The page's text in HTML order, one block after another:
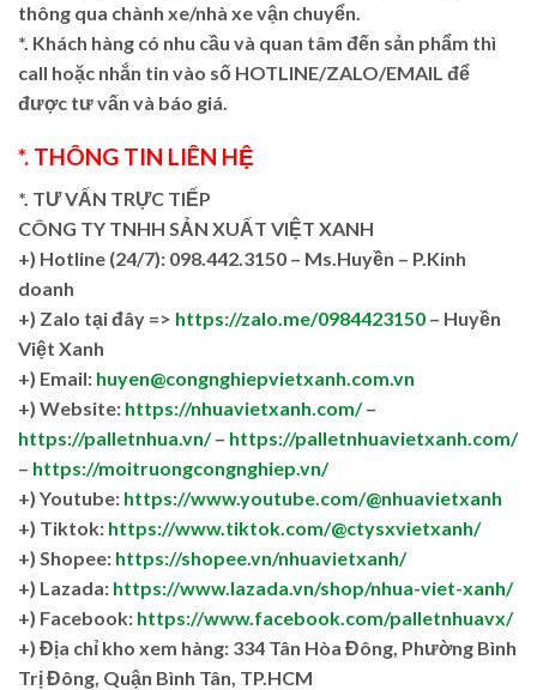
thông qua chành xe/nhà xe vận chuyển.
*. Khách hàng có nhu cầu và quan tâm đến sản phẩm thì
call hoặc nhắn tin vào số HOTLINE/ZALO/EMAIL để
được tư vấn và báo giá.
*. THÔNG TIN LIÊN HỆ
*. TƯ VẤN TRỰC TIẾP
CÔNG TY TNHH SẢN XUẤT VIỆT XANH
+) Hotline (24/7): 098.442.3150 – Ms.Huyền – P.Kinh
doanh
+) Zalo tại đây => https://zalo.me/0984423150 – Huyền
Việt Xanh
+) Email: huyen@congnghiepvietxanh.com.vn
+) Website: https://nhuavietxanh.com/–
https://palletnhua.vn/– https://palletnhuavietxanh.com/
– https://moitruongcongnghiep.vn/
+) Youtube: https://www.youtube.com/@nhuavietxanh
+) Tiktok: https://www.tiktok.com/@ctysxvietxanh/
+) Shopee: https://shopee.vn/nhuavietxanh/
+) Lazada: https://www.lazada.vn/shop/nhua-viet-xanh/
+) Facebook: https://www.facebook.com/palletnhuavx/
+) Địa chỉ kho xem hàng: 334 Tân Hòa Đông, Phường Bình
Trị Đông, Quận Bình Tân, TP.HCM